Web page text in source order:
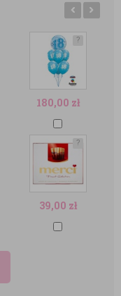
?
180,00 zł
?
39,00 zł